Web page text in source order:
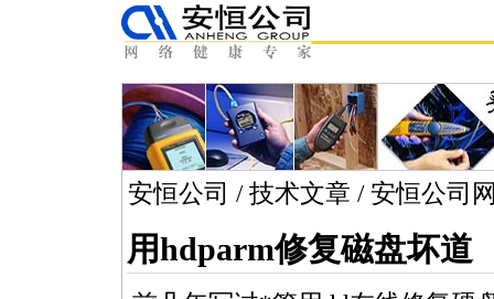
安恒公司 / 技术文章 / 安恒公司
用hdparm修复磁盘坏道